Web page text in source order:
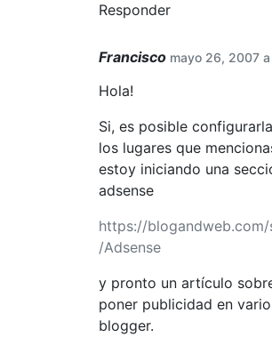
Responder
Francisco mayo 26, 2007
Hola!
Si, es posible
los lugares que
estoy iniciando una
adsense
https://blogandweb.com/
/Adsense
y pronto un artículo
poner publicidad en
blogger.